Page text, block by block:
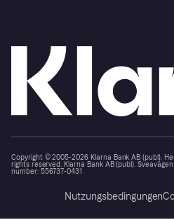
Copyright © 2005-2026 Klarna Bank AB (publ).
rights reserved. Klarna Bank AB (publ).
number: 556737-0431
Nutzungsbedingungen